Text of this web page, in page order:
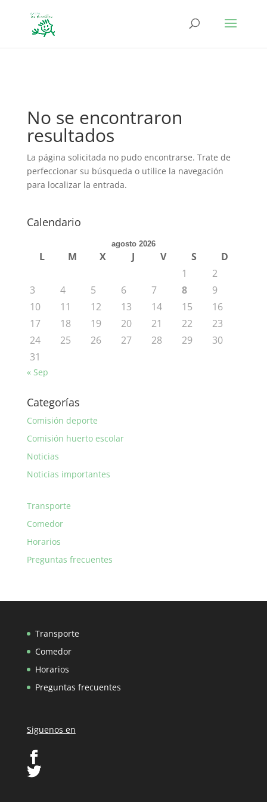
No se encontraron
resultados
La página solicitada no pudo encontrarse. Trate de
perfeccionar su búsqueda o utilice la navegación
para localizar la entrada.
Calendario
agosto 2026
L M X J V S
D
1
2
3
4 5 6 7 8
9
10
11 12 13 14 15
16
17
18 19 20 21 22
23
24
25 26 27 28 29
30
31
« Sep
Categorías
Comisión deporte
Comisión huerto escolar
Noticias
Noticias importantes
Transporte
Comedor
Horarios
Preguntas frecuentes
Transporte
Comedor
Horarios
Preguntas frecuentes
Siguenos en